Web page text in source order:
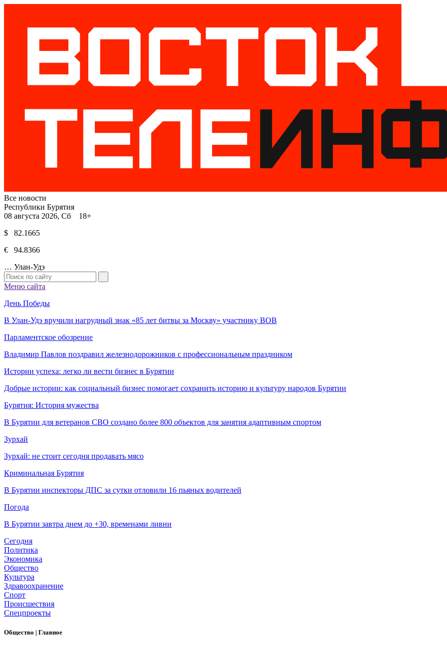
Все новости
Республики Бурятия
08 августа 2026, Сб 18+
$ 82.1665
€ 94.8366
… Улан-Удэ
Меню сайта
День Победы
В Улан-Удэ вручили нагрудный знак «85 лет битвы за Москву» участнику ВОВ
Парламентское обозрение
Владимир Павлов поздравил железнодорожников с профессиональным праздником
Истории успеха: легко ли вести бизнес в Бурятии
Добрые истории: как социальный бизнес помогает сохранить историю и культуру народов Бурятии
Бурятия: История мужества
В Бурятии для ветеранов СВО создано более 800 объектов для занятия адаптивным спортом
Зурхай
Зурхай: не стоит сегодня продавать мясо
Криминальная Бурятия
В Бурятии инспекторы ДПС за сутки отловили 16 пьяных водителей
Погода
В Бурятии завтра днем до +30, временами ливни
Сегодня
Политика
Экономика
Общество
Культура
Здравоохранение
Спорт
Происшествия
Спецпроекты
Общество | Главное